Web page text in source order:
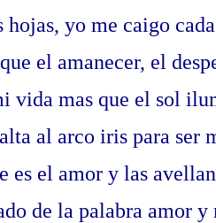
hojas, yo me caigo
el amanecer, el
vida mas que el sol
al arco iris para ser
es el amor y las
de la palabra amor